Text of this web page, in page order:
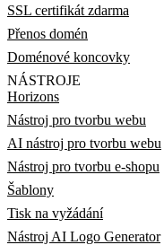
SSL certifikát zdarma
Přenos domén
Doménové koncovky
NÁSTROJE
Horizons
Nástroj pro tvorbu webu
AI nástroj pro tvorbu webu
Nástroj pro tvorbu e-shopu
Šablony
Tisk na vyžádání
Nástroj AI Logo Generator